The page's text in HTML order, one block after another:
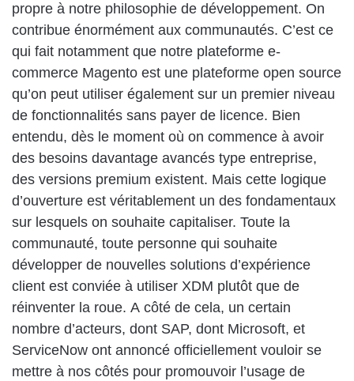
propre à notre philosophie de développement. On
contribue énormément aux communautés. C’est ce
qui fait notamment que notre plateforme e-
commerce Magento est une plateforme open source
qu’on peut utiliser également sur un premier niveau
de fonctionnalités sans payer de licence. Bien
entendu, dès le moment où on commence à avoir
des besoins davantage avancés type entreprise,
des versions premium existent. Mais cette logique
d’ouverture est véritablement un des fondamentaux
sur lesquels on souhaite capitaliser. Toute la
communauté, toute personne qui souhaite
développer de nouvelles solutions d’expérience
client est conviée à utiliser XDM plutôt que de
réinventer la roue. A côté de cela, un certain
nombre d’acteurs, dont SAP, dont Microsoft, et
ServiceNow ont annoncé officiellement vouloir se
mettre à nos côtés pour promouvoir l’usage de